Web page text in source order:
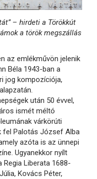
– hirdeti a Törökkút
a török megszállás
az emlékművön jelenik
Béla 1943-ban a
jog kompozíciója,
után 50 évvel,
ismét méltó
várkörúti
fel Palotás József Alba
azóta is az ünnepi
Ugyanekkor nyílt
Regia Liberata 1688-
Kovács Péter,